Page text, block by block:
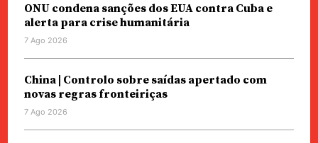
ONU condena sanções dos EUA contra Cuba e
alerta para crise humanitária
7 Ago 2026
China | Controlo sobre saídas apertado com
novas regras fronteiriças
7 Ago 2026